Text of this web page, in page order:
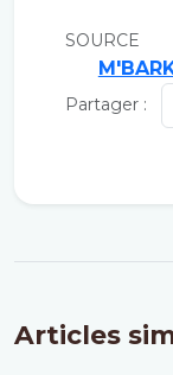
SOURCE
Partager :
Articles